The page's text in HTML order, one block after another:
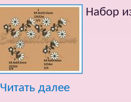
Набор
Читать далее